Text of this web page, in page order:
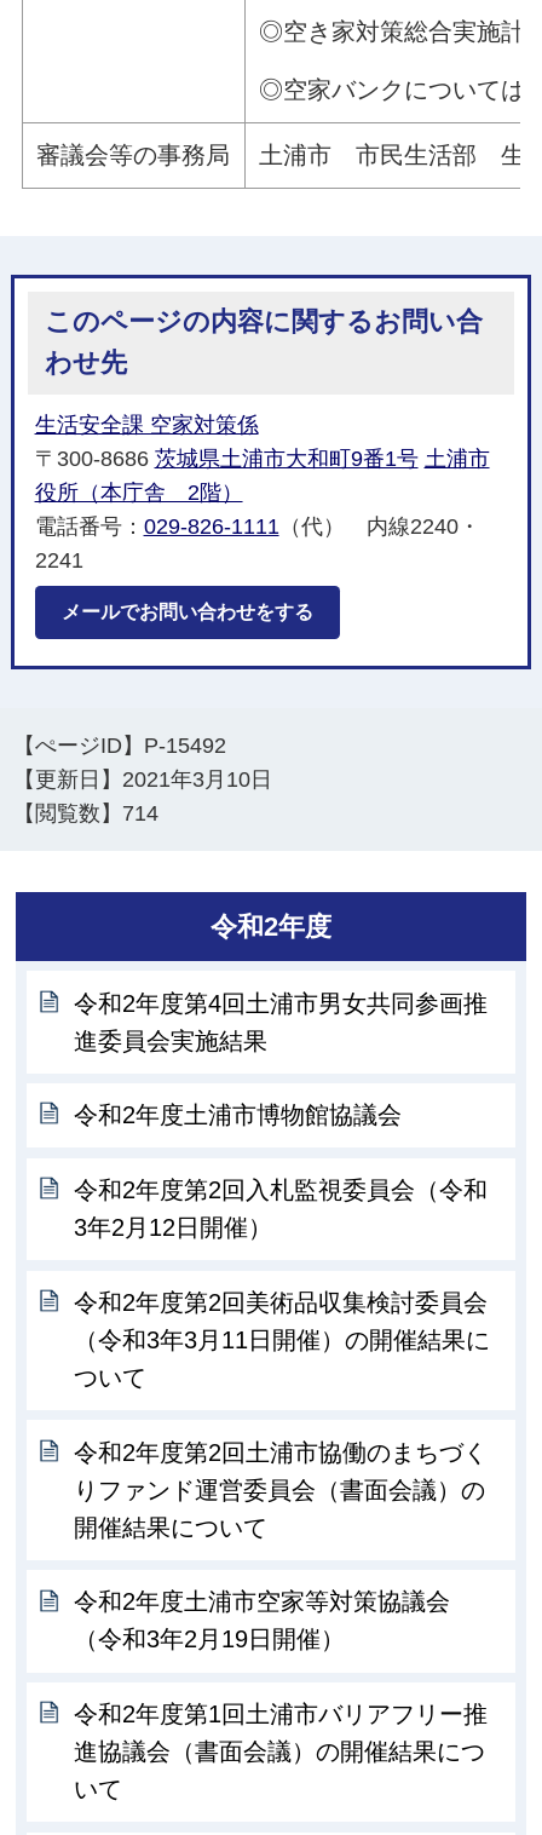
◎空き家対策総合実施計
◎空家バンクについては
審議会等の事務局 土浦市 市民生活部 生
このページの内容に関するお問い合
わせ先
生活安全課 空家対策係
〒300-8686 茨城県土浦市大和町9番1号 土浦市
役所（本庁舎 2階）
電話番号： 029-826-1111（代） 内線2240・
2241
メールでお問い合わせをする
【ぺージID】 P-15492
【更新日】 2021年3月10日
【閲覧数】 714
令和2年度
令和2年度第4回土浦市男女共同参画推
進委員会実施結果
令和2年度土浦市博物館協議会
令和2年度第2回入札監視委員会（令和
3年2月12日開催）
令和2年度第2回美術品収集検討委員会
（令和3年3月11日開催）の開催結果に
ついて
令和2年度第2回土浦市協働のまちづく
りファンド運営委員会（書面会議）の
開催結果について
令和2年度土浦市空家等対策協議会
（令和3年2月19日開催）
令和2年度第1回土浦市バリアフリー推
進協議会（書面会議）の開催結果につ
いて